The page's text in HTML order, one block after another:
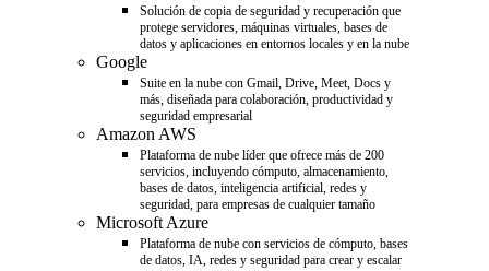
Solución de copia de seguridad y recuperación que
protege servidores, máquinas virtuales, bases de
datos y aplicaciones en entornos locales y en la nube
Google
Suite en la nube con Gmail, Drive, Meet, Docs y
más, diseñada para colaboración, productividad y
seguridad empresarial
Amazon AWS
Plataforma de nube líder que ofrece más de 200
servicios, incluyendo cómputo, almacenamiento,
bases de datos, inteligencia artificial, redes y
seguridad, para empresas de cualquier tamaño
Microsoft Azure
Plataforma de nube con servicios de cómputo, bases
de datos, IA, redes y seguridad para crear y escalar